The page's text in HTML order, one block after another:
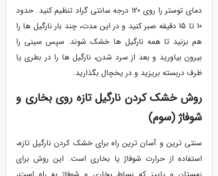
دمای توستر را روی 120 درجه سانتی گراد تنظیم کنید. حدود
10 تا 15 دقیقه صبر کنید و در این مدت، چند بار نارگیل ها را
هم بزنید تا همه نارگیل ها خشک شوند. سپس سینی را
بیرون بیاورید و بعد از سرد شدن، نارگیل ها را در بطری یا
ظرف دربسته بریزید و در یخچال بگذارید.
روش خشک کردن نارگیل تازه روی بخاری و
شوفاژ (سوم)
سنتی ترین و آسان ترین راه برای خشک کردن نارگیل تازه،
استفاده از حرارت شوفاژ یا بخاری است. این روش برای